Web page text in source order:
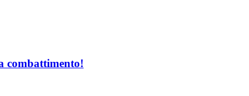
combattimento!